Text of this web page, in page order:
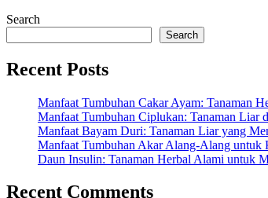
Search
Search
Recent Posts
Manfaat Tumbuhan Cakar Ayam: Tanaman
Manfaat Tumbuhan Ciplukan: Tanaman Liar
Manfaat Bayam Duri: Tanaman Liar yang
Manfaat Tumbuhan Akar Alang-Alang untuk
Daun Insulin: Tanaman Herbal Alami untuk
Recent Comments